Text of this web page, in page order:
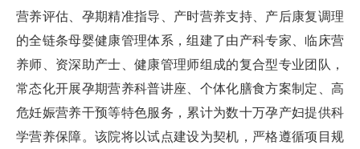
营养评估、孕期精准指导、产时营养支持、产后康复调理
的全链条母婴健康管理体系，组建了由产科专家、临床营
养师、资深助产士、健康管理师组成的复合型专业团队，
常态化开展孕期营养科普讲座、个体化膳食方案制定、高
危妊娠营养干预等特色服务，累计为数十万孕产妇提供科
学营养保障。该院将以试点建设为契机，严格遵循项目规